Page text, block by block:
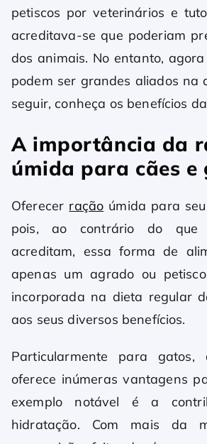
petiscos por veterinários e
acreditava-se que poderiam
dos animais. No entanto,
podem ser grandes aliados na
seguir, conheça os benefícios
A importância da
úmida para cães e
Oferecer ração úmida para
pois, ao contrário do que
acreditam, essa forma de
apenas um agrado ou
incorporada na dieta regular
aos seus diversos benefícios.
Particularmente para
oferece inúmeras vantagens
exemplo notável é a
hidratação. Com mais da